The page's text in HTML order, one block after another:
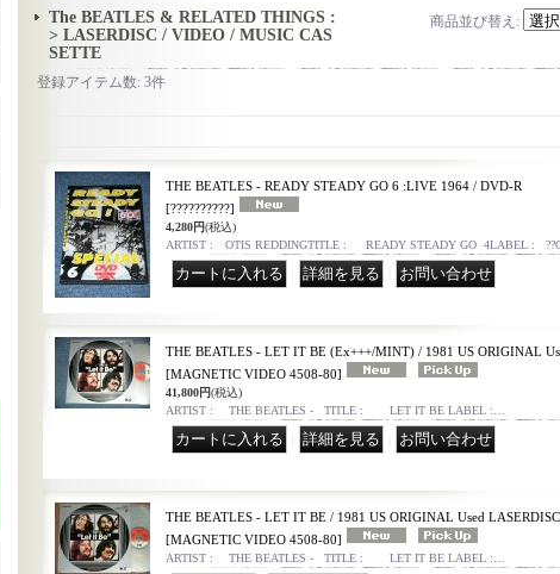
The BEATLES & RELATED THINGS :
> LASERDISC / VIDEO / MUSIC CAS
SETTE
商品並び替え :
登録アイテム数:3件
THE BEATLES - READY STEADY GO 6 :LIVE 1964 / DVD-R
[??????????]
4,280円(税込)
ARTIST : OTIS REDDINGTITLE : READY STEADY GO 4LABEL :
THE BEATLES - LET IT BE (Ex+++/MINT) / 1981 US ORIGINAL
[MAGNETIC VIDEO 4508-80]
41,800円(税込)
ARTIST : THE BEATLES - TITLE : LET IT BE LABEL :…
THE BEATLES - LET IT BE / 1981 US ORIGINAL Used
[MAGNETIC VIDEO 4508-80]
ARTIST : THE BEATLES - TITLE : LET IT BE LABEL :…